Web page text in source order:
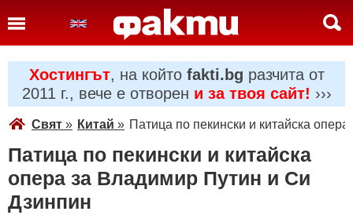
Хостингът, на който fakti.bg разчита от
2011 г., вече е отворен и за твоя сайт! ›››
Свят » Китай » Патица по пекински и китайска
Патица по пекински и китайска
опера за Владимир Путин и Си
Дзинпин